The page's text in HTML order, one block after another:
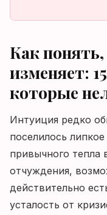
Как
изменяет:
которые
Интуиция редко
поселилось
привычного тепла
отчуждения,
действительно
усталость от